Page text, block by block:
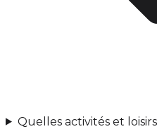
Quelles activités et